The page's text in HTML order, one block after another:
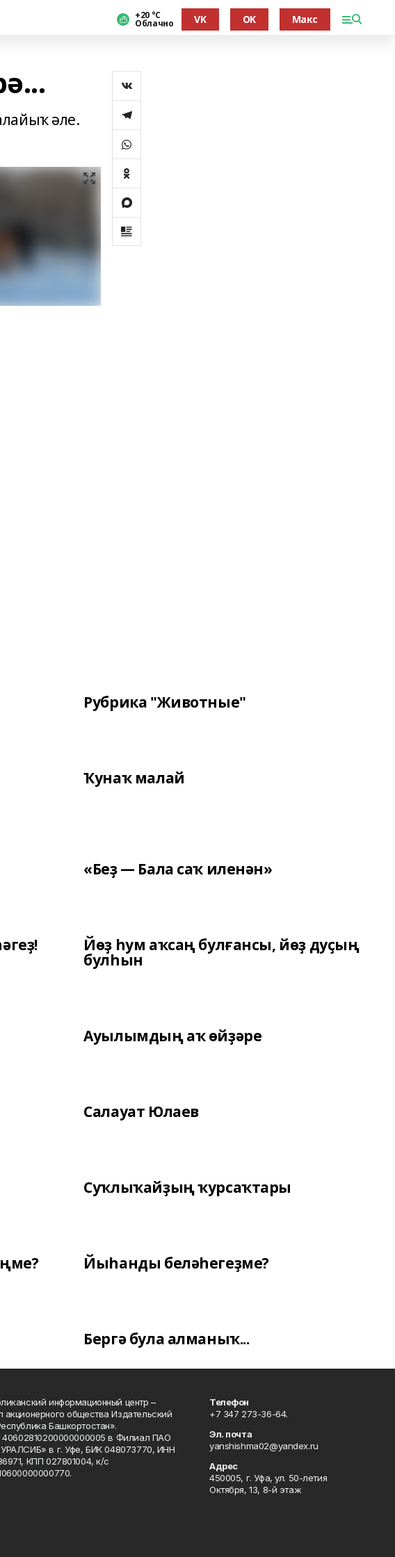
+20 °С
Облачно VK OK Макс
әле.
Рубрика "Животные"
Ҡунаҡ малай
«Беҙ — Бала саҡ иленән»
Йөҙ һум аҡсаң булғансы, йөҙ дуҫың
булһын
Ауылымдың аҡ өйҙәре
Салауат Юлаев
Суҡлыҡайҙың ҡурсаҡтары
Йыһанды беләһегеҙме?
Бергә була алманыҡ...
информационный центр –
акционерного общества Издательский
Башкортостан».
40602810200000000005 в Филиал ПАО
в г. Уфе, БИК 048073770, ИНН
КПП 027801004, к/с
Телефон
+7 347 273-36-64.
Эл. почта
yanshishma02@yandex.ru
Адрес
450005, г. Уфа, ул. 50-летия
Октября, 13, 8-й этаж